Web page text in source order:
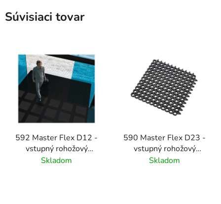
Súvisiaci tovar
592 Master Flex D12 -
vstupný rohožový
systém s
Skladom
590 Master Flex D23 -
vstupný rohožový
systém s
Skladom